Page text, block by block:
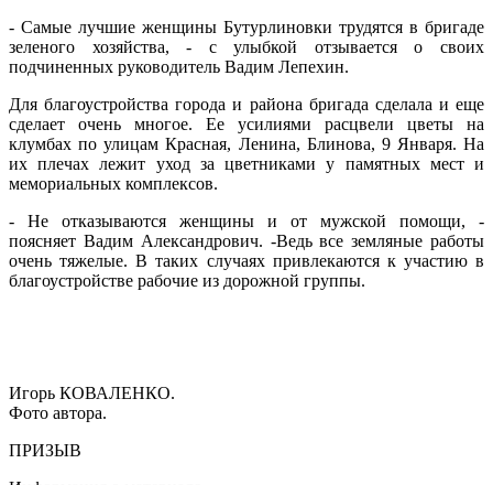
- Самые лучшие женщины Бутурлиновки трудятся в бригаде
зеленого хозяйства, - с улыбкой отзывается о своих
подчиненных руководитель Вадим Лепехин.
Для благоустройства города и района бригада сделала и еще
сделает очень многое. Ее усилиями расцвели цветы на
клумбах по улицам Красная, Ленина, Блинова, 9 Января. На
их плечах лежит уход за цветниками у памятных мест и
мемориальных комплексов.
- Не отказываются женщины и от мужской помощи, -
поясняет Вадим Александрович. -Ведь все земляные работы
очень тяжелые. В таких случаях привлекаются к участию в
благоустройстве рабочие из дорожной группы.
Игорь КОВАЛЕНКО.
Фото автора.
ПРИЗЫВ